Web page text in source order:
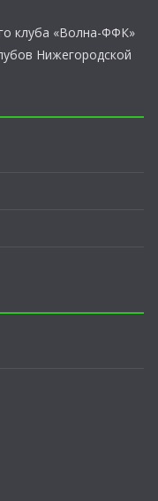
клуба «Волна-ФФК»
Нижегородской